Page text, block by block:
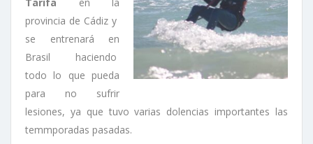
provincia de Cádiz y
se entrenará en
Brasil haciendo
todo lo que pueda
para no sufrir
lesiones, ya que tuvo varias dolencias importantes las
temmporadas pasadas.